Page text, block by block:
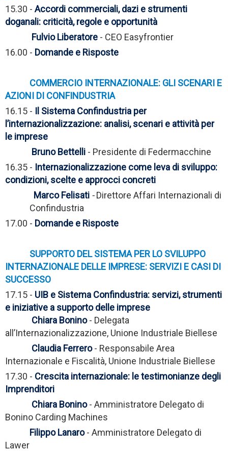
15.30 - Accordi commerciali, dazi e strumenti
doganali: criticità, regole e opportunità
Fulvio Liberatore - CEO Easyfrontier
16.00 - Domande e Risposte
COMMERCIO INTERNAZIONALE: GLI SCENARI E
AZIONI DI CONFINDUSTRIA
16.15 - Il Sistema Confindustria per
l’internazionalizzazione: analisi, scenari e attività per
le imprese
Bruno Bettelli - Presidente di Federmacchine
16.35 - Internazionalizzazione come leva di sviluppo:
condizioni, scelte e approcci concreti
Marco Felisati -Direttore Affari Internazionali di
Confindustria
17.00 - Domande e Risposte
SUPPORTO DEL SISTEMA PER LO SVILUPPO
INTERNAZIONALE DELLE IMPRESE: SERVIZI E CASI DI
SUCCESSO
17.15 - UIB e Sistema Confindustria: servizi, strumenti
e iniziative a supporto delle imprese
Chiara Bonino- Delegata
all’Internazionalizzazione, Unione Industriale Biellese
Claudia Ferrero- Responsabile Area
Internazionale e Fiscalità, Unione Industriale Biellese
17.30 - Crescita internazionale: le testimonianze degli
Imprenditori
Chiara Bonino- Amministratore Delegato di
Bonino Carding Machines
Filippo Lanaro- Amministratore Delegato di
Lawer